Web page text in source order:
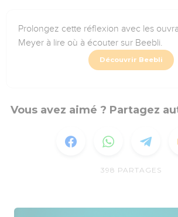
Prolongez cette réflexion avec les
Meyer à lire où à écouter sur Beebli.
Découvrir Beebli
Vous avez aimé ? Partagez
398 PARTAGES